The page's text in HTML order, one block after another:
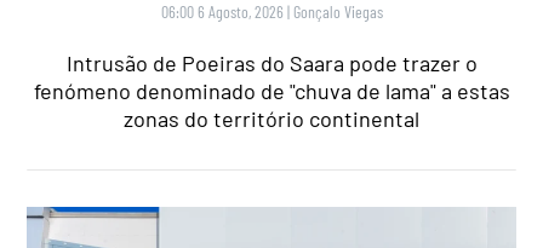
06:00 6 Agosto, 2026 | Gonçalo Viegas
Intrusão de Poeiras do Saara pode trazer o
fenómeno denominado de "chuva de lama" a estas
zonas do território continental